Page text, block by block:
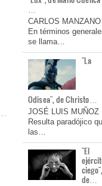
…
CARLOS MANZANO
En términos
se llama…
"La
Odisea", de Christo…
JOSÉ LUIS MUÑOZ
Resulta paradójico
las…
"El
de…